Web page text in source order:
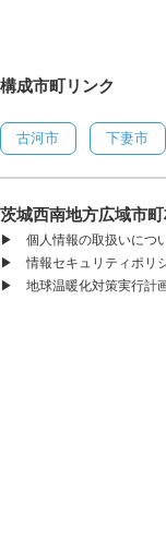
構成市町リンク
古河市 下妻市
茨城西南地方広域市
▶ 個人情報の取扱いにつ
▶情報セキュリティポリ
▶ 地球温暖化対策実行計